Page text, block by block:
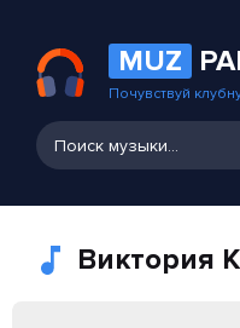
MUZ
Почувствуй
Виктория